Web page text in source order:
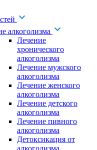
алкоголизма
Лечение
хронического
алкоголизма
Лечение мужского
алкоголизма
Лечение женского
алкоголизма
Лечение детского
алкоголизма
Лечение пивного
алкоголизма
Детоксикация от
алкоголизма